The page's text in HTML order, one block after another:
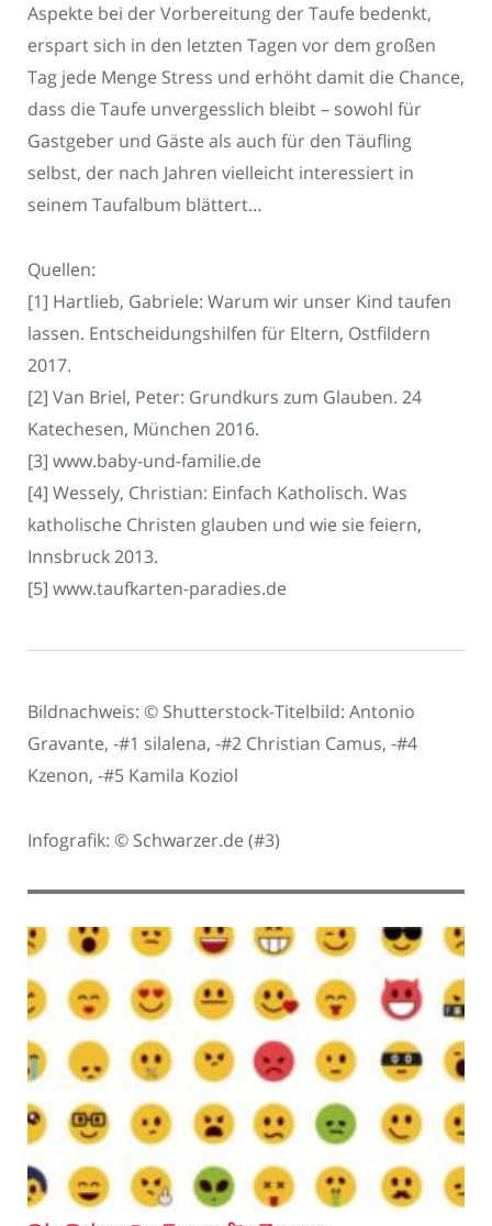
Aspekte bei der Vorbereitung der Taufe bedenkt,
erspart sich in den letzten Tagen vor dem großen
Tag jede Menge Stress und erhöht damit die Chance,
dass die Taufe unvergesslich bleibt – sowohl für
Gastgeber und Gäste als auch für den Täufling
selbst, der nach Jahren vielleicht interessiert in
seinem Taufalbum blättert…
Quellen:
[1] Hartlieb, Gabriele: Warum wir unser Kind taufen
lassen. Entscheidungshilfen für Eltern, Ostfildern
2017.
[2] Van Briel, Peter: Grundkurs zum Glauben. 24
Katechesen, München 2016.
[3] www.baby-und-familie.de
[4] Wessely, Christian: Einfach Katholisch. Was
katholische Christen glauben und wie sie feiern,
Innsbruck 2013.
[5] www.taufkarten-paradies.de
Bildnachweis: © Shutterstock-Titelbild: Antonio
Gravante, -#1 silalena, -#2 Christian Camus, -#4
Kzenon, -#5 Kamila Koziol
Infografik: © Schwarzer.de (#3)